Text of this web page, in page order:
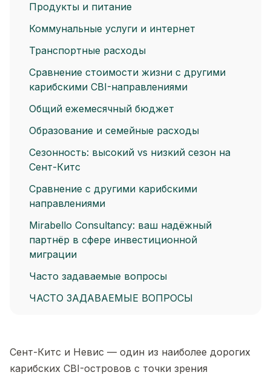
Продукты и питание
Коммунальные услуги и интернет
Транспортные расходы
Сравнение стоимости жизни с другими
карибскими CBI-направлениями
Общий ежемесячный бюджет
Образование и семейные расходы
Сезонность: высокий vs низкий сезон на
Сент-Китс
Сравнение с другими карибскими
направлениями
Mirabello Consultancy: ваш надёжный
партнёр в сфере инвестиционной
миграции
Часто задаваемые вопросы
ЧАСТО ЗАДАВАЕМЫЕ ВОПРОСЫ
Сент-Китс и Невис — один из наиболее дорогих
карибских CBI-островов с точки зрения